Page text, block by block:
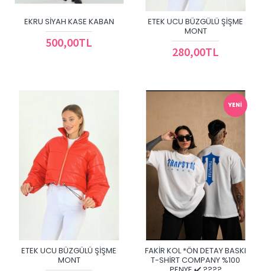
EKRU SIYAH KASE KABAN
500,00TL
ETEK UCU BÜZGÜLÜ ŞIŞME
MONT
280,00TL
ETEK UCU BÜZGÜLÜ ŞIŞME
MONT
YENI
FAKİR KOL *ÖN DETAY BASKI
T-SHİRT COMPANY %100